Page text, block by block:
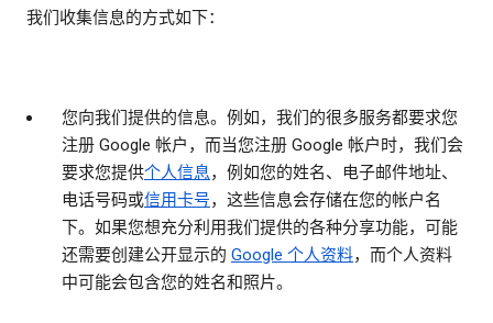
我们收集信息的方式如下：
您向我们提供的信息。 例如，我们的很多服务都要求您
注册 Google 帐户，而当您注册 Google 帐户时，我们会
要求您提供个人信息，例如您的姓名、电子邮件地址、
电话号码或信用卡号，这些信息会存储在您的帐户名
下。如果您想充分利用我们提供的各种分享功能，可能
还需要创建公开显示的 Google 个人资料，而个人资料
中可能会包含您的姓名和照片。